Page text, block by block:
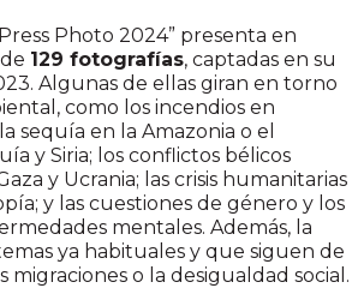
Photo 2024” presenta en
129 fotografías, captadas en su
Algunas de ellas giran en torno
como los incendios en
sequía en la Amazonia o el
y Siria; los conflictos bélicos
y Ucrania; las crisis humanitarias
y las cuestiones de género y los
mentales. Además, la
ya habituales y que siguen de
migraciones o la desigualdad social.